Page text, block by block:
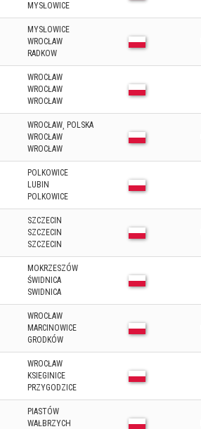
MYSŁOWICE
MYSŁOWICE
WROCŁAW
RADKOW
WROCŁAW
WROCŁAW
WROCŁAW
WROCŁAW¸ POLSKA
WROCŁAW
WROCŁAW
POLKOWICE
LUBIN
POLKOWICE
SZCZECIN
SZCZECIN
SZCZECIN
MOKRZESZÓW
ŚWIDNICA
SWIDNICA
WROCŁAW
MARCINOWICE
GRODKÓW
WROCŁAW
KSIEGINICE
PRZYGODZICE
PIASTÓW
WAŁBRZYCH